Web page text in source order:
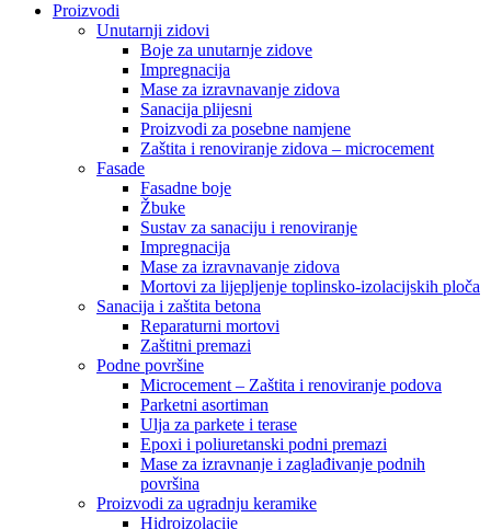
Proizvodi
Unutarnji zidovi
Boje za unutarnje zidove
Impregnacija
Mase za izravnavanje zidova
Sanacija plijesni
Proizvodi za posebne namjene
Zaštita i renoviranje zidova – microcement
Fasade
Fasadne boje
Žbuke
Sustav za sanaciju i renoviranje
Impregnacija
Mase za izravnavanje zidova
Mortovi za lijepljenje toplinsko-izolacijskih ploča
Sanacija i zaštita betona
Reparaturni mortovi
Zaštitni premazi
Podne površine
Microcement – Zaštita i renoviranje podova
Parketni asortiman
Ulja za parkete i terase
Epoxi i poliuretanski podni premazi
Mase za izravnanje i zaglađivanje podnih
površina
Proizvodi za ugradnju keramike
Hidroizolacije